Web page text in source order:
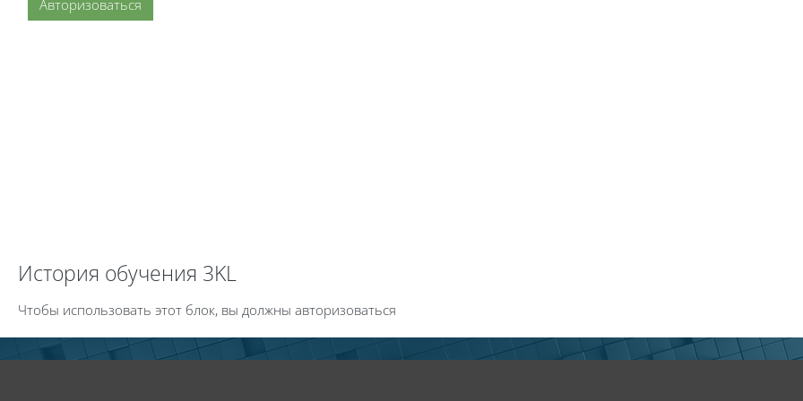
Авторизоваться
История обучения 3KL
Чтобы использовать этот блок, вы должны авторизоваться